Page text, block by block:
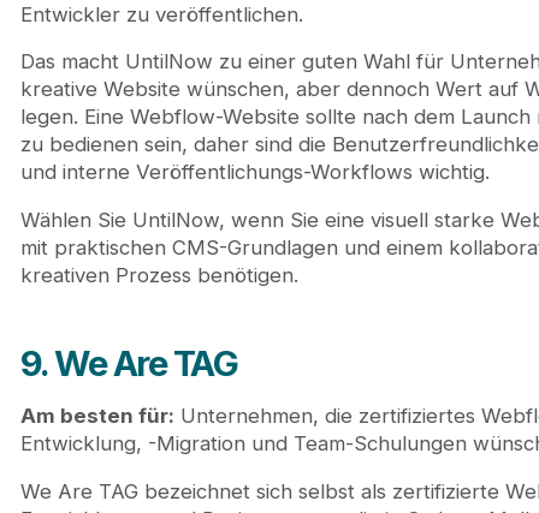
Entwickler zu veröffentlichen.
Das macht UntilNow zu einer guten Wahl für
kreative Website wünschen, aber dennoch Wert auf
legen. Eine Webflow-Website sollte nach dem
zu bedienen sein, daher sind die
und interne Veröffentlichungs-Workflows wichtig.
Wählen Sie UntilNow, wenn Sie eine visuell starke
mit praktischen CMS-Grundlagen und einem
kreativen Prozess benötigen.
9. We Are TAG
Am besten für: Unternehmen, die zertifiziertes
Entwicklung, -Migration und Team-Schulungen
We Are TAG bezeichnet sich selbst als zertifizierte